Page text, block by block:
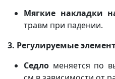
Мягкие накладки
травм при падении.
3. Регулируемые
Седло меняется по